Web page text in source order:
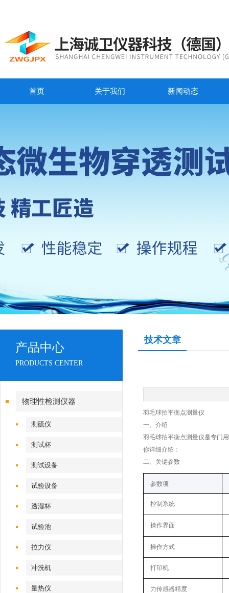
首页 关于我们 新闻动态
产品中心
PRODUCTS CENTER
物理性检测仪器
测硫仪
测试杯
测试设备
试验设备
透湿杯
试验池
拉力仪
冲洗机
量热仪
技术文章
羽毛球拍平衡点测量仪
‌一、 介绍
羽毛球拍平衡点测量仪是专门
你详细介绍：
‌二、关键参数
‌参数项‌
控制系统
操作界面
操作方式
打印机
力传感器精度